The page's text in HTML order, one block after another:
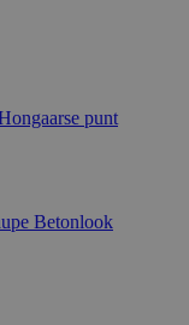
punt
Betonlook